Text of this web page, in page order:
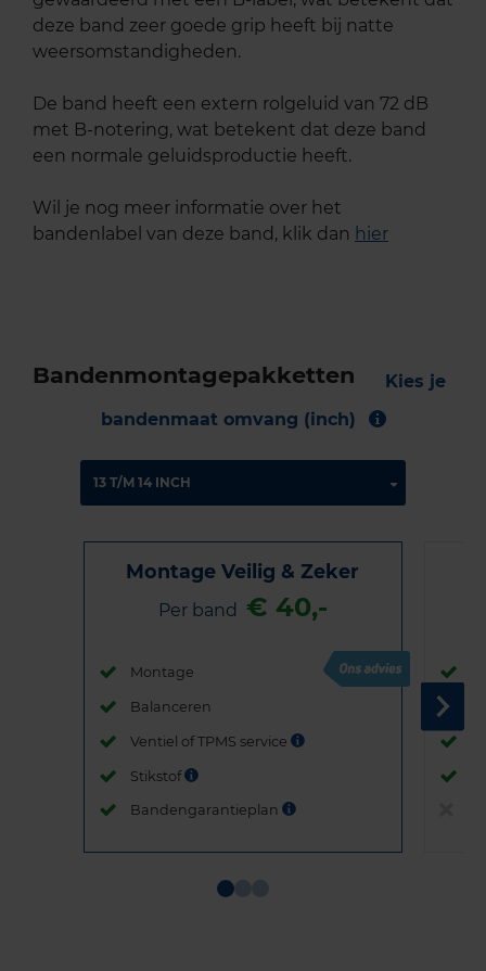
deze band zeer goede grip heeft bij natte
weersomstandigheden.
De band heeft een extern rolgeluid van 72 dB
met B-notering, wat betekent dat deze band
een normale geluidsproductie heeft.
Wil je nog meer informatie over het
bandenlabel van deze band, klik dan hier
Bandenmontagepakketten
Kies je
bandenmaat omvang (inch)
Montage Veilig & Zeker
Per band € 40,-
Montage
Balanceren
Ventiel of TPMS service
Stikstof
Bandengarantieplan